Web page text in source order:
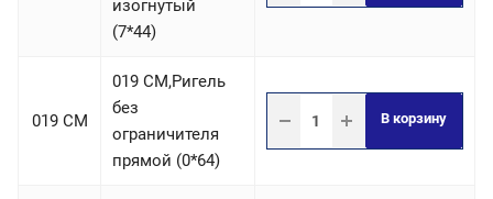
изогнутый
(7*44)
019 СM
019 СM,Ригель
без
ограничителя
прямой (0*64)
В корзину